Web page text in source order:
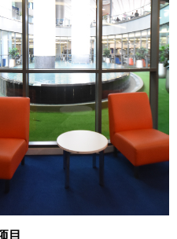
目